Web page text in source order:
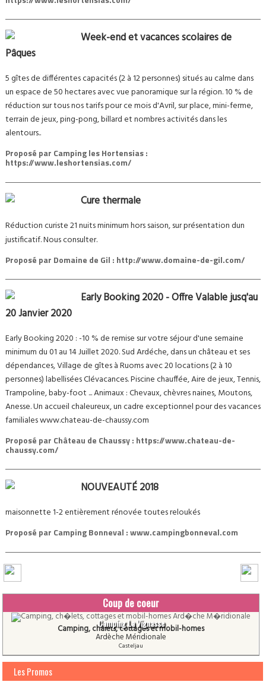
Week-end et vacances scolaires de
Pâques
5 gîtes de différentes capacités (2 à 12 personnes) situés au calme dans
un espace de 50 hectares avec vue panoramique sur la région. 10 % de
réduction sur tous nos tarifs pour ce mois d'Avril, sur place, mini-ferme,
terrain de jeux, ping-pong, billard et nombres activités dans les
alentours..
Proposé par Camping les Hortensias :
https://www.leshortensias.com/
Cure thermale
Réduction curiste 21 nuits minimum hors saison, sur présentation dun
justificatif. Nous consulter.
Proposé par Domaine de Gil : http://www.domaine-de-gil.com/
Early Booking 2020 - Offre Valable jusq'au
20 Janvier 2020
Early Booking 2020 : -10 % de remise sur votre séjour d'une semaine
minimum du 01 au 14 Juillet 2020. Sud Ardéche, dans un château et ses
dépendances, Village de gîtes à Ruoms avec 20 locations (2 à 10
personnes) labellisées Clévacances. Piscine chauffée, Aire de jeux, Tennis,
Trampoline, baby-foot ... Animaux : Chevaux, chèvres naines, Moutons,
Anesse. Un accueil chaleureux, un cadre exceptionnel pour des vacances
familiales www.chateau-de-chaussy.com
Proposé par Château de Chaussy : https://www.chateau-de-
chaussy.com/
NOUVEAUTÉ 2018
maisonnette 1-2 entièrement rénovée toutes reloukés
Proposé par Camping Bonneval : www.campingbonneval.com
Coup de coeur
Camping La Vignasse
Camping, châlets, cottages et mobil-homes
Ardèche Méridionale
Casteljau
Les Promos